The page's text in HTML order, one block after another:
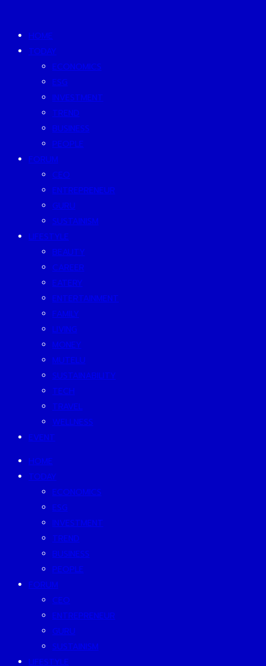
HOME
TODAY
ECONOMICS
ESG
INVESTMENT
TREND
BUSINESS
PEOPLE
FORUM
CEO
ENTREPRENEUR
GURU
SUSTAINISM
LIFESTYLE
BEAUTY
CAREER
EATERY
ENTERTAINMENT
FAMILY
LIVING
MONEY
MUTELU
SUSTAINABILITY
TECH
TRAVEL
WELLNESS
EVENT
HOME
TODAY
ECONOMICS
ESG
INVESTMENT
TREND
BUSINESS
PEOPLE
FORUM
CEO
ENTREPRENEUR
GURU
SUSTAINISM
LIFESTYLE